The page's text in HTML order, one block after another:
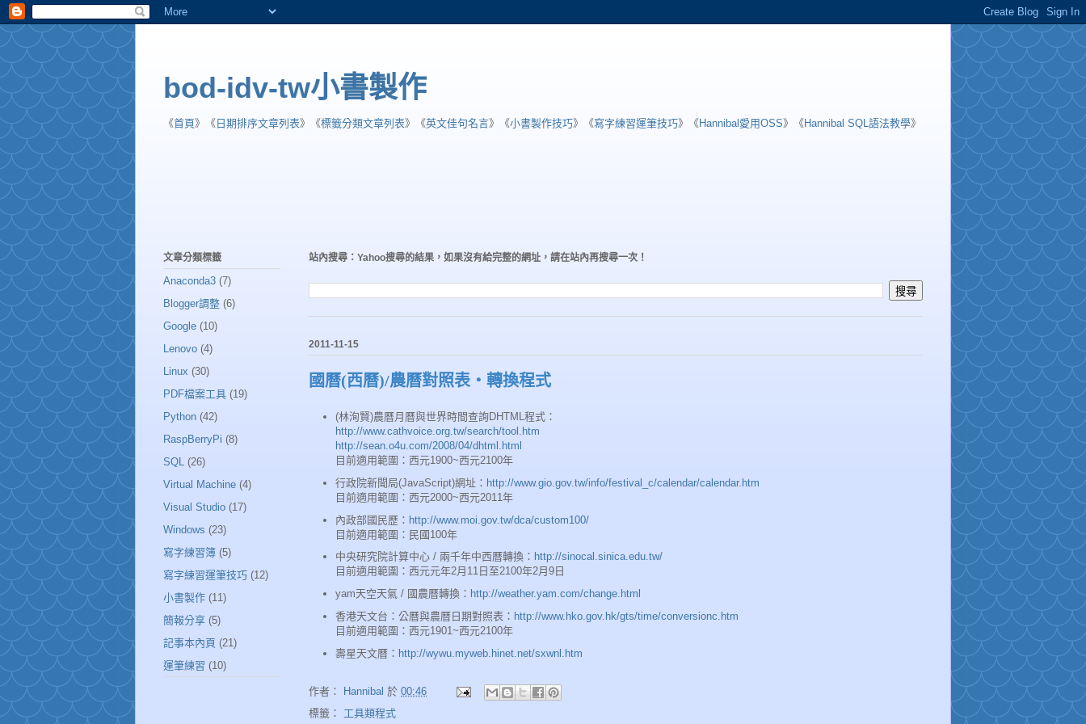
bod-idv-tw小書製作
《首頁》《 日期排序文章列表》《標籤分類文章列表》《英文佳句名言》《小書製作技巧》《寫字練習運筆技巧》《 Hannibal愛用OSS》《 Hannibal SQL語法教學》
站內搜尋：Yahoo搜尋的結果，如果沒有給完整的網址，請在站內再搜尋一次！
2011-11-15
國曆(西曆)/農曆對照表‧轉換程式
(林洵賢)農曆月曆與世界時間查詢DHTML程式：
http://www.cathvoice.org.tw/search/tool.htm
http://sean.o4u.com/2008/04/dhtml.html
目前適用範圍：西元1900~西元2100年
行政院新聞局(JavaScript)網址： http://www.gio.gov.tw/info/festival_c/calendar/calendar.htm
目前適用範圍：西元2000~西元2011年
內政部國民歷： http://www.moi.gov.tw/dca/custom100/
目前適用範圍：民國100年
中央研究院計算中心 / 兩千年中西曆轉換： http://sinocal.sinica.edu.tw/
目前適用範圍：西元元年2月11日至2100年2月9日
yam天空天氣 / 國農曆轉換： http://weather.yam.com/change.html
香港天文台：公曆與農曆日期對照表： http://www.hko.gov.hk/gts/time/conversionc.htm
目前適用範圍：西元1901~西元2100年
壽星天文曆： http://wywu.myweb.hinet.net/sxwnl.htm
作者： Hannibal 於 00:46
標籤： 工具類程式
文章分類標籤
Anaconda3 (7)
Blogger調整 (6)
Google (10)
Lenovo (4)
Linux (30)
PDF檔案工具 (19)
Python (42)
RaspBerryPi (8)
SQL (26)
Virtual Machine (4)
Visual Studio (17)
Windows (23)
寫字練習簿 (5)
寫字練習運筆技巧 (12)
小書製作 (11)
簡報分享 (5)
記事本內頁 (21)
運筆練習 (10)